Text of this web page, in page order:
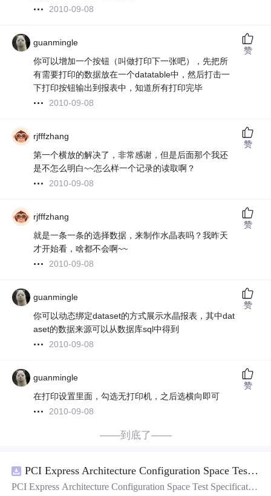
2010-09-08
guanmingle
你可以增加一个按钮（叫做打印下一张吧），先把所
有需要打印的数据放在一个datatable中，然后打击一
下打印按钮输出到报表中，知道所有打印完毕
2010-09-08
赞
rjfffzhang
第一个横放的解决了，非常感谢，但是后面那个我还
是不怎么明白~~怎么样一个记录的读取啊？
2010-09-08
赞
rjfffzhang
就是一条一条的选择数据，来制作水晶表吗？我昨天
才开始看，啥都不会啊~~
2010-09-08
赞
guanmingle
你可以动态绑定dataset的方式展示水晶报表，其中dat
aset的数据来源可以从数据库sql中得到
2010-09-08
赞
guanmingle
在打印设置里面，勾选无打印机，之后选横向即可
2010-09-08
赞
——到底了——
PCI Express Architecture Configuration Space Test Specification Revision 5.0, Version 1.0 (CB).pdf
PCI Express Architecture Configuration Space Test Specificatio